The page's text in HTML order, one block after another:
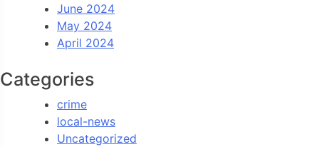
June 2024
May 2024
April 2024
Categories
crime
local-news
Uncategorized